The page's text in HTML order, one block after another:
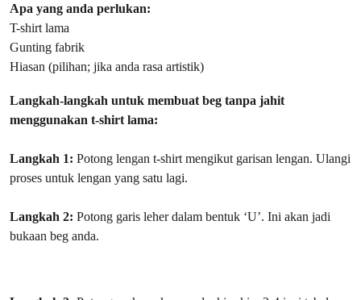
Apa yang anda perlukan:
T-shirt lama
Gunting fabrik
Hiasan (pilihan; jika anda rasa artistik)
Langkah-langkah untuk membuat beg tanpa jahit
menggunakan t-shirt lama:
Langkah 1: Potong lengan t-shirt mengikut garisan lengan. Ulangi
proses untuk lengan yang satu lagi.
Langkah 2: Potong garis leher dalam bentuk ‘U’. Ini akan jadi
bukaan beg anda.